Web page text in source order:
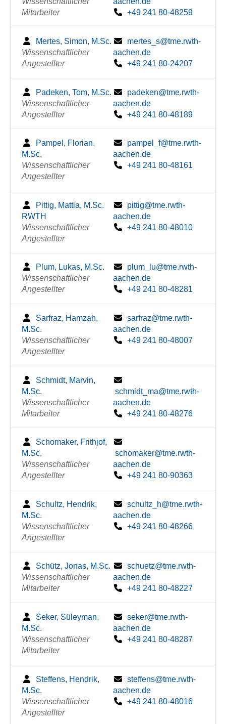
Mitarbeiter
+49 241 80-48259
Mertes, Simon, M.Sc.
Wissenschaftlicher
Angestellter
mertes_s@tme.rwth-
aachen.de
+49 241 80-24207
Padeken, Tom, M.Sc.
Wissenschaftlicher
Angestellter
padeken@tme.rwth-
aachen.de
+49 241 80-48189
Pampel, Florian,
M.Sc.
Wissenschaftlicher
Angestellter
pampel_f@tme.rwth-
aachen.de
+49 241 80-48161
Pittig, Mattia, M.Sc.
RWTH
Wissenschaftlicher
Angestellter
pittig@tme.rwth-
aachen.de
+49 241 80-48010
Plum, Lukas, M.Sc.
Wissenschaftlicher
Angestellter
plum_lu@tme.rwth-
aachen.de
+49 241 80-48281
Sarfraz, Hamzah,
M.Sc.
Wissenschaftlicher
Angestellter
sarfraz@tme.rwth-
aachen.de
+49 241 80-48007
Schmidt, Marvin,
M.Sc.
Wissenschaftlicher
Mitarbeiter
schmidt_ma@tme.rwth-
aachen.de
+49 241 80-48276
Schomaker, Frithjof,
M.Sc.
Wissenschaftlicher
Angestellter
schomaker@tme.rwth-
aachen.de
+49 241 80-90363
Schultz, Hendrik,
M.Sc.
Wissenschaftlicher
Angestellter
schultz_h@tme.rwth-
aachen.de
+49 241 80-48266
Schütz, Jonas, M.Sc.
Wissenschaftlicher
Mitarbeiter
schuetz@tme.rwth-
aachen.de
+49 241 80-48227
Seker, Süleyman,
M.Sc.
Wissenschaftlicher
Mitarbeiter
seker@tme.rwth-
aachen.de
+49 241 80-48287
Steffens, Hendrik,
M.Sc.
Wissenschaftlicher
Angestellter
steffens@tme.rwth-
aachen.de
+49 241 80-48016